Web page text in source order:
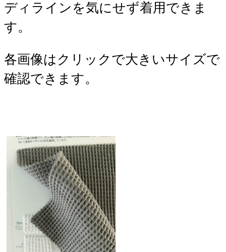
ディラインを気にせず着用できま
す。
各画像はクリックで大きいサイズで
確認できます。